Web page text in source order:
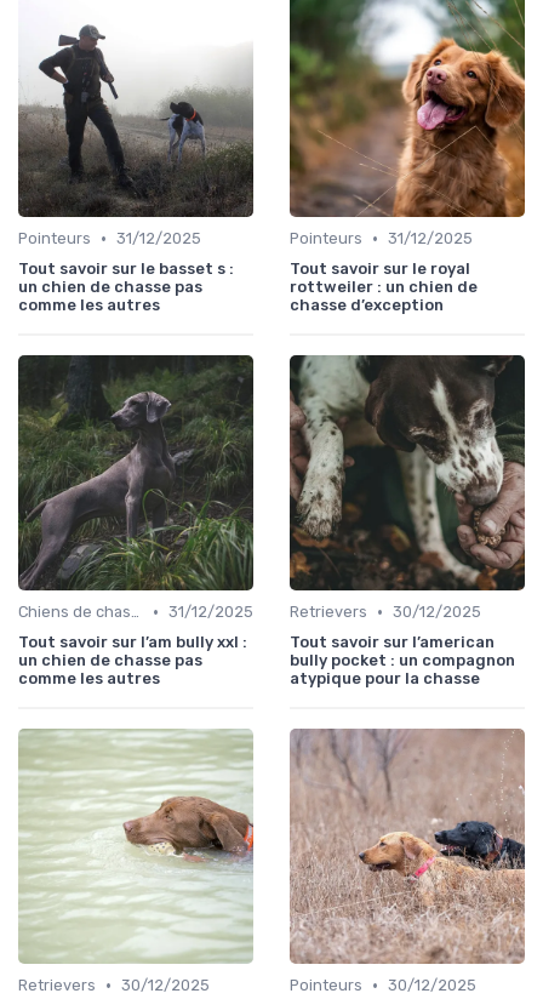
Pointeurs • 31/12/2025
Tout savoir sur le basset s :
un chien de chasse pas
comme les autres
Pointeurs • 31/12/2025
Tout savoir sur le royal
rottweiler : un chien de
chasse d’exception
Chiens de chasse au sanglier • 31/12/2025
Tout savoir sur l’am bully xxl :
un chien de chasse pas
comme les autres
Retrievers • 30/12/2025
Tout savoir sur l’american
bully pocket : un compagnon
atypique pour la chasse
Retrievers • 30/12/2025
Pointeurs • 30/12/2025